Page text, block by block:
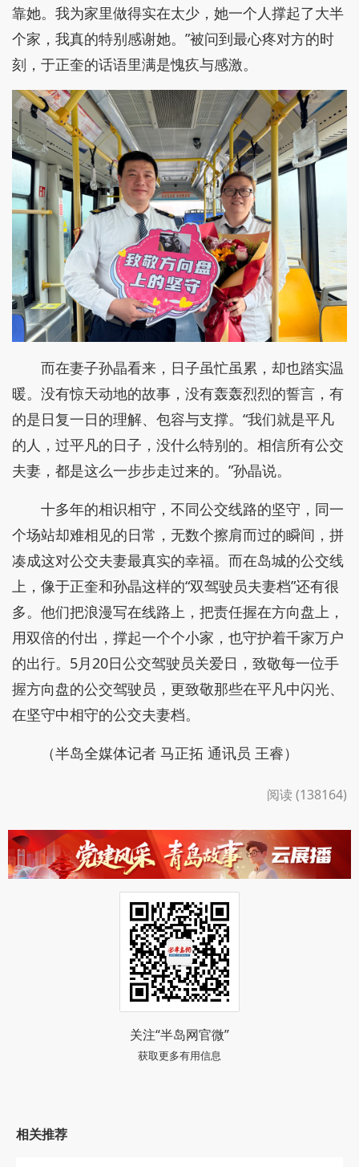
靠她。我为家里做得实在太少，她一个人撑起了大半
个家，我真的特别感谢她。”被问到最心疼对方的时
刻，于正奎的话语里满是愧疚与感激。
而在妻子孙晶看来，日子虽忙虽累，却也踏实温
暖。没有惊天动地的故事，没有轰轰烈烈的誓言，有
的是日复一日的理解、包容与支撑。“我们就是平凡
的人，过平凡的日子，没什么特别的。相信所有公交
夫妻，都是这么一步步走过来的。”孙晶说。
十多年的相识相守，不同公交线路的坚守，同一
个场站却难相见的日常，无数个擦肩而过的瞬间，拼
凑成这对公交夫妻最真实的幸福。而在岛城的公交线
上，像于正奎和孙晶这样的“双驾驶员夫妻档”还有很
多。他们把浪漫写在线路上，把责任握在方向盘上，
用双倍的付出，撑起一个个小家，也守护着千家万户
的出行。5月20日公交驾驶员关爱日，致敬每一位手
握方向盘的公交驾驶员，更致敬那些在平凡中闪光、
在坚守中相守的公交夫妻档。
（半岛全媒体记者 马正拓 通讯员 王睿）
阅读 (138164)
关注“半岛网官微”
获取更多有用信息
相关推荐